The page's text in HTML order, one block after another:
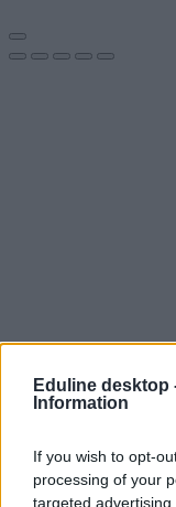
Eduline desktop
Information
If you wish to opt-
processing of your
targeted